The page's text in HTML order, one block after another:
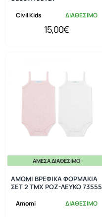
Civil Kids ΔΙΑΘΕΣΙΜΟ
15,00€
ΆΜΕΣΑ ΔΙΑΘΈΣΙΜΟ
Amomi ΔΙΑΘΕΣΙΜΟ
AMOMI ΒΡΕΦΙΚΑ ΦΟΡΜΑΚΙΑ
ΣΕΤ 2 ΤΜΧ ΡΟΖ-ΛΕΥΚΟ 73555